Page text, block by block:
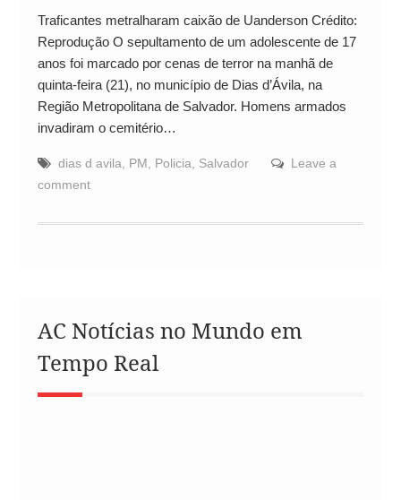
Traficantes metralharam caixão de Uanderson Crédito:
Reprodução O sepultamento de um adolescente de 17
anos foi marcado por cenas de terror na manhã de
quinta-feira (21), no município de Dias d’Ávila, na
Região Metropolitana de Salvador. Homens armados
invadiram o cemitério…
dias d avila, PM, Policia, Salvador
Leave a
comment
AC Notícias no Mundo em
Tempo Real